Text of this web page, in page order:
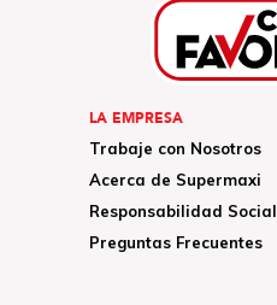
LA EMPRESA
Trabaje con Nosotros
Acerca de Supermaxi
Responsabilidad Social
Preguntas Frecuentes